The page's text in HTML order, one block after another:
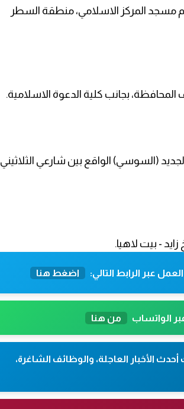
مسجد المركز الاسلامي، منطقة السطر
بجانب كلية الدعوة الاسلامية.
(السوسي) الواقع بين شارعي الثلاثيني
- بيت لاهيا.
عبر الرابط التالي: اضغط هنا
الواتساب من هنا
الأخبار العاجلة، والوظائف الشاغرة،